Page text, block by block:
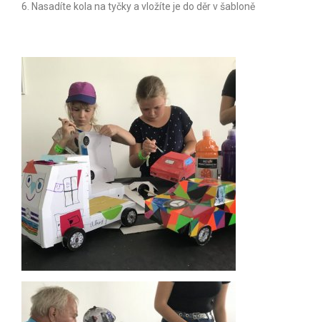
Superhrdinové a Filmová auta
Autíčka na svatbě
Pirátské lodě
Indiáni a Western
Traktory na dálkové ovládání
Video
Fotky
Reference
Kontakt
6. Nasadíte kola na tyčky a vložíte je do děr v šabloně